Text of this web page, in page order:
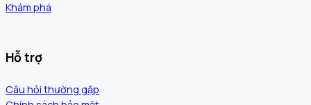
Khám phá
Hỗ trợ
Câu hỏi thường gặp